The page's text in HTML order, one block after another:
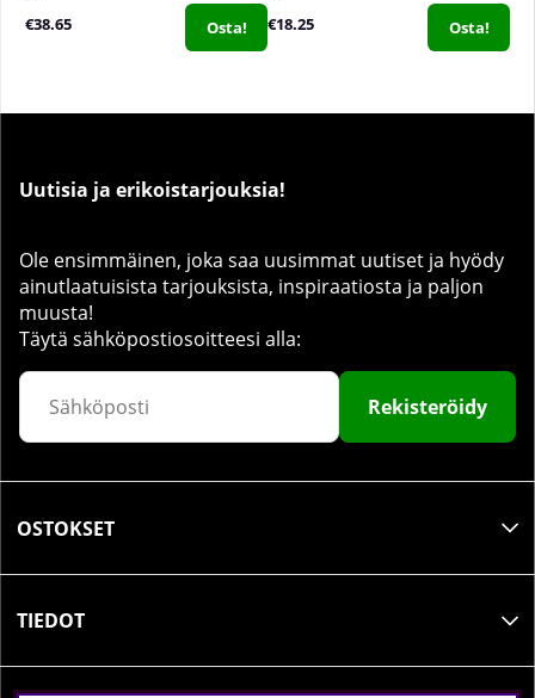
€38.65 Osta! €18.25 Osta!
Uutisia ja erikoistarjouksia!
Ole ensimmäinen, joka saa uusimmat uutiset ja hyödy
ainutlaatuisista tarjouksista, inspiraatiosta ja paljon
muusta!
Täytä sähköpostiosoitteesi alla:
Rekisteröidy
OSTOKSET
TIEDOT